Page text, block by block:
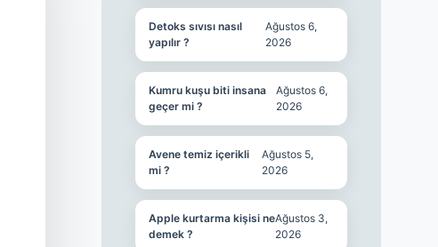
Detoks sıvısı nasıl
yapılır ?
Ağustos 6,
2026
Kumru kuşu biti insana
geçer mi ?
Ağustos 6,
2026
Avene temiz içerikli
mi ?
Ağustos 5,
2026
Apple kurtarma kişisi ne
demek ?
Ağustos 3,
2026